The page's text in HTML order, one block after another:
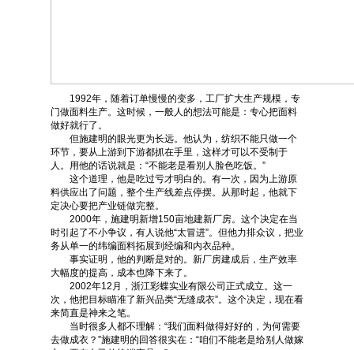
1992年，随着订单慢慢的变多，工厂扩大生产规模，专
门做面料生产。这时候，一般人的想法可能是：专心把面料
做好就行了。
但施建明的眼光更为长远。他认为，纺织不能只做一个
环节，要从上游到下游都抓在手里，这样才可以不受制于
人。用他的话说就是：“不能老是看别人脸色吃饭。”
这个道理，他是吃过亏才明白的。有一次，因为上游原
料供应出了问题，整个生产线差点停摆。从那时起，他就下
定决心要把产业链做完整。
2000年，施建明新增150亩地建新厂房。这个决定在当
时引起了不小争议，有人说他“太冒进”。但他力排众议，把业
务从单一的纬编面料拓展到经编和内衣品种。
事实证明，他的判断是对的。新厂房建成后，生产效率
大幅度的提高，成本也降下来了。
2002年12月，浙江彩蝶实业有限公司正式成立。这一
次，他把目标瞄准了新兴品类“无缝成衣”。这个决定，现在看
来简直是神来之笔。
当时很多人都不理解：“我们面料做得好好的，为何需要
去做成衣？”施建明的回答很实在：“咱们不能老是给别人做嫁